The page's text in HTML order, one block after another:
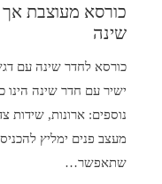
כורסא מעוצבת אך
שינה
כורסא לחדר שינה עם
ישיר עם חדר שינה הינו
נוספים: ארונות,
מעצב פנים ימליץ
שתאפשר…